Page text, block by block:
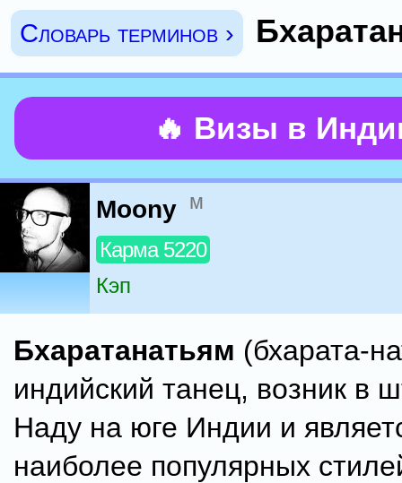
Словарь терминов ›
🔥 Визы в
Moony м
Карма 5220
Кэп
Бхаратанатьям (бхарата-
индийский танец, возник в
Наду на юге Индии и
наиболее популярных